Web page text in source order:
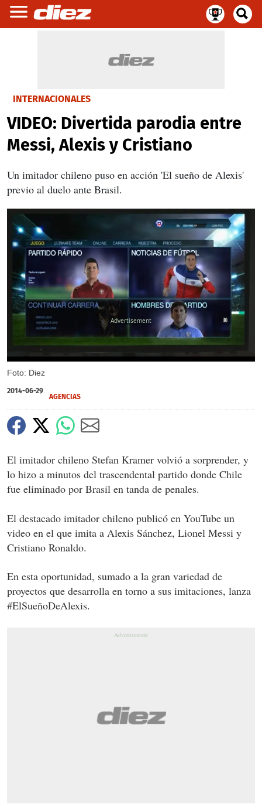
INTERNACIONALES
VIDEO: Divertida parodia entre
Messi, Alexis y Cristiano
Un imitador chileno puso en acción 'El sueño de Alexis'
previo al duelo ante Brasil.
Foto: Diez
X
2014-06-29
AGENCIAS
El imitador chileno Stefan Kramer volvió a sorprender, y
lo hizo a minutos del trascendental partido donde Chile
fue eliminado por Brasil en tanda de penales.
El destacado imitador chileno publicó en YouTube un
video en el que imita a Alexis Sánchez, Lionel Messi y
Cristiano Ronaldo.
En esta oportunidad, sumado a la gran variedad de
proyectos que desarrolla en torno a sus imitaciones, lanza
#ElSueñoDeAlexis.